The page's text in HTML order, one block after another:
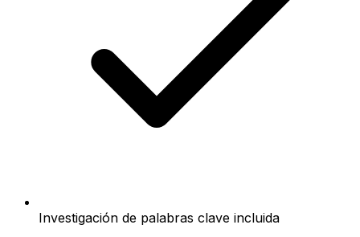
Investigación de palabras clave incluida